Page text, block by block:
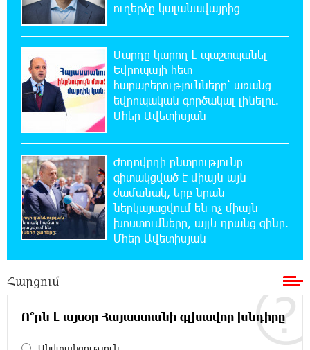
21:59:34 5-08-2026
հետևանքով զոհվել է առնվազն երկու
իսրայելցի զինծառայող
21:39:45 5-08-2026
Բախվել են «Jeep»-ն ու «Ford»-ը. կա 4
21:30:30 5-08-2026
Խոշոր հրդեհ՝ Գավառի Արծվաքար
թաղամասի փայտի արտադրամասում.
վերջինն ամբողջությամբ վերածվել է մոխրի
ուղերձը կալանավայրից
Մարդը կարող է պաշտպանել
Եվրոպայի հետ
հարաբերությունները՝ առանց
եվրոպական գործակալ լինելու.
Մհեր Ավետիսյան
Ժողովրդի ընտրությունը
գիտակցված է միայն այն
ժամանակ, երբ նրան
ներկայացվում են ոչ միայն
խոստումները, այլև դրանց գինը.
Մհեր Ավետիսյան
Հարցում
Ո՞րն է այսօր Հայաստանի գլխավոր խնդիրը